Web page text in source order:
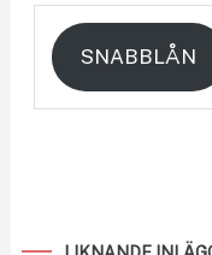
SNABBLÅN